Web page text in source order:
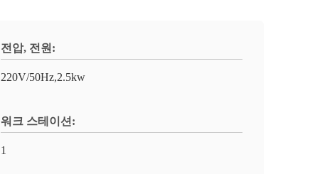
전압, 전원:
220V/50Hz,2.5kw
워크 스테이션:
1